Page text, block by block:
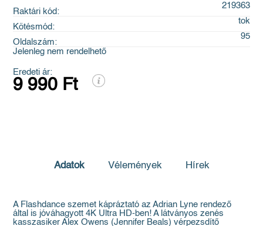
Raktári kód:
219363
Kötésmód:
tok
Oldalszám:
95
Jelenleg nem rendelhető
Eredeti ár:
9 990 Ft
Adatok Vélemények Hírek
A Flashdance szemet kápráztató az Adrian Lyne rendező
által is jóváhagyott 4K Ultra HD-ben! A látványos zenés
kasszasiker Alex Owens (Jennifer Beals) vérpezsdítő